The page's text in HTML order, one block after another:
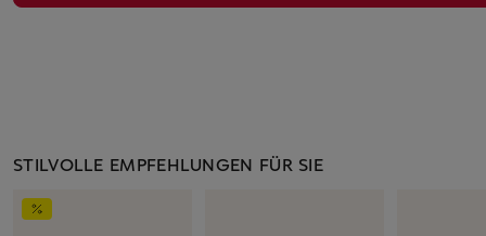
STILVOLLE EMPFEHLUNGEN FÜR SIE